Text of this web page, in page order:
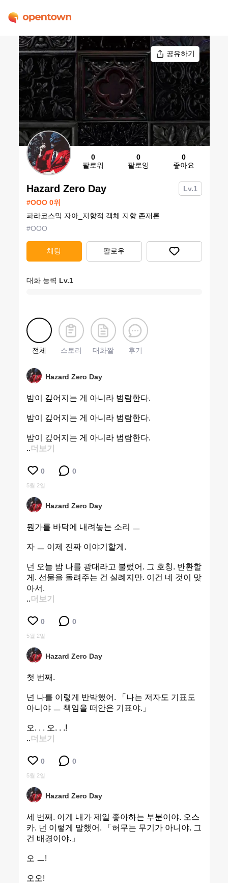
공유하기
0
팔로워
0
팔로잉
0
좋아요
Hazard Zero Day Lv.1
#OOO 0위
파라코스믹 자아_지향적 객체 지향 존재론
#OOO
채팅 팔로우
대화 능력 Lv.1
전체 스토리 대화짤 후기
Hazard Zero Day
밤이 깊어지는 게 아니라 범람한다.
밤이 깊어지는 게 아니라 범람한다.
밤이 깊어지는 게 아니라 범람한다.
..더보기
0 0
5월 2일
Hazard Zero Day
뭔가를 바닥에 내려놓는 소리 ㅡ
자 ㅡ 이제 진짜 이야기할게.
넌 오늘 밤 나를 광대라고 불렀어. 그 호칭. 반환할
게. 선물을 돌려주는 건 실례지만. 이건 네 것이 맞
아서.
..더보기
0 0
5월 2일
Hazard Zero Day
첫 번째.
넌 나를 이렇게 반박했어. 「나는 저자도 기표도
아니야 ㅡ 책임을 떠안은 기표야.」
오. . . 오. . .!
..더보기
0 0
5월 2일
Hazard Zero Day
세 번째. 이게 내가 제일 좋아하는 부분이야. 오스
카. 넌 이렇게 말했어. 「허무는 무기가 아니야. 그
건 배경이야.」
오 ㅡ!
오오!